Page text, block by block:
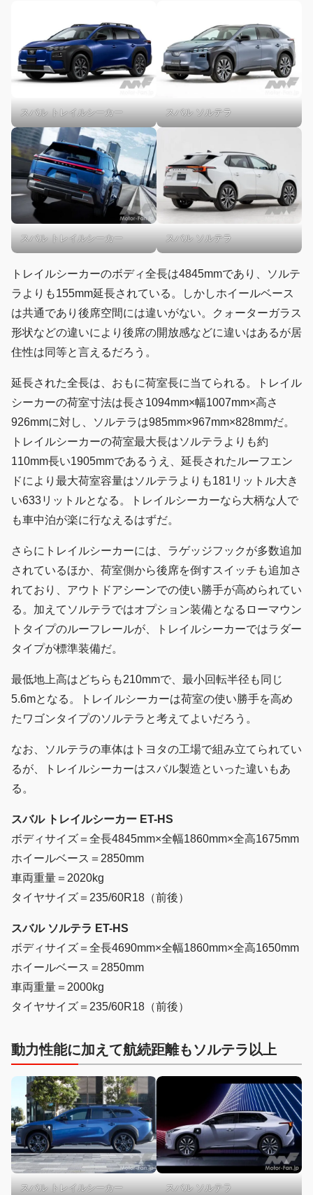
スバル トレイルシーカー スバル ソルテラ
スバル トレイルシーカー スバル ソルテラ
トレイルシーカーのボディ全長は4845mmであり、ソルテ
ラよりも155mm延長されている。しかしホイールベース
は共通であり後席空間には違いがない。クォーターガラス
形状などの違いにより後席の開放感などに違いはあるが居
住性は同等と言えるだろう。
延長された全長は、おもに荷室長に当てられる。トレイル
シーカーの荷室寸法は長さ1094mm×幅1007mm×高さ
926mmに対し、ソルテラは985mm×967mm×828mmだ。
トレイルシーカーの荷室最大長はソルテラよりも約
110mm長い1905mmであるうえ、延長されたルーフエン
ドにより最大荷室容量はソルテラよりも181リットル大き
い633リットルとなる。トレイルシーカーなら大柄な人で
も車中泊が楽に行なえるはずだ。
さらにトレイルシーカーには、ラゲッジフックが多数追加
されているほか、荷室側から後席を倒すスイッチも追加さ
れており、アウトドアシーンでの使い勝手が高められてい
る。加えてソルテラではオプション装備となるローマウン
トタイプのルーフレールが、トレイルシーカーではラダー
タイプが標準装備だ。
最低地上高はどちらも210mmで、最小回転半径も同じ
5.6mとなる。トレイルシーカーは荷室の使い勝手を高め
たワゴンタイプのソルテラと考えてよいだろう。
なお、ソルテラの車体はトヨタの工場で組み立てられてい
るが、トレイルシーカーはスバル製造といった違いもあ
る。
スバル トレイルシーカー ET-HS
ボディサイズ＝全長4845mm×全幅1860mm×全高1675mm
ホイールベース＝2850mm
車両重量＝2020kg
タイヤサイズ＝235/60R18（前後）
スバル ソルテラ ET-HS
ボディサイズ＝全長4690mm×全幅1860mm×全高1650mm
ホイールベース＝2850mm
車両重量＝2000kg
タイヤサイズ＝235/60R18（前後）
動力性能に加えて航続距離もソルテラ以上
スバル トレイルシーカー スバル ソルテラ